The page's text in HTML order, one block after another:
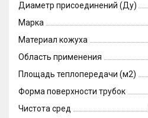
Диаметр присоединений (Ду)
Марка
Материал кожуха
Область применения
Площадь теплопередачи (м2)
Форма поверхности трубок
Чистота сред